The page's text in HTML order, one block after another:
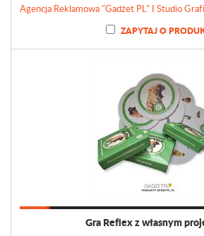
ZAPYTAJ O
Gra Reflex z własnym